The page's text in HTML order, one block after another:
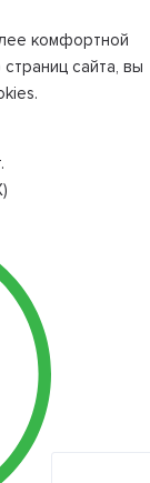
комфортной
сайта, вы